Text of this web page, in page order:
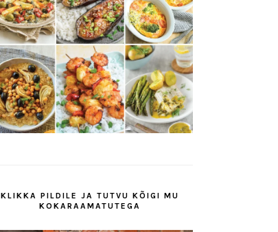
KLIKKA PILDILE JA TUTVU KÕIGI MU
KOKARAAMATUTEGA